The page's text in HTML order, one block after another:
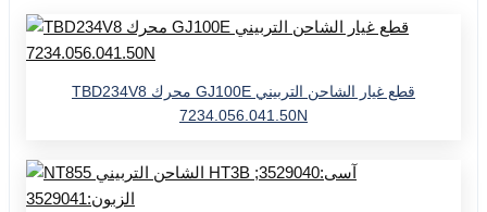
TBD234V8 محرك GJ100E قطع غيار الشاحن التربيني
7234.056.041.50N